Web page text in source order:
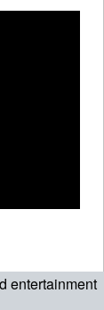
entertainment